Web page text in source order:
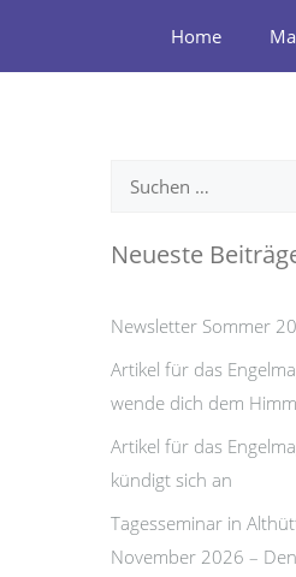
Home
Suchen
Neueste
Newsletter Sommer
Artikel für das
wende dich dem
Artikel für das
kündigt sich an
Tagesseminar in
November 2026 –